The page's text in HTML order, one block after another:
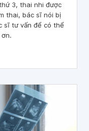
3, thai nhi được
thai, bác sĩ nói bị
sĩ tư vấn để có thể